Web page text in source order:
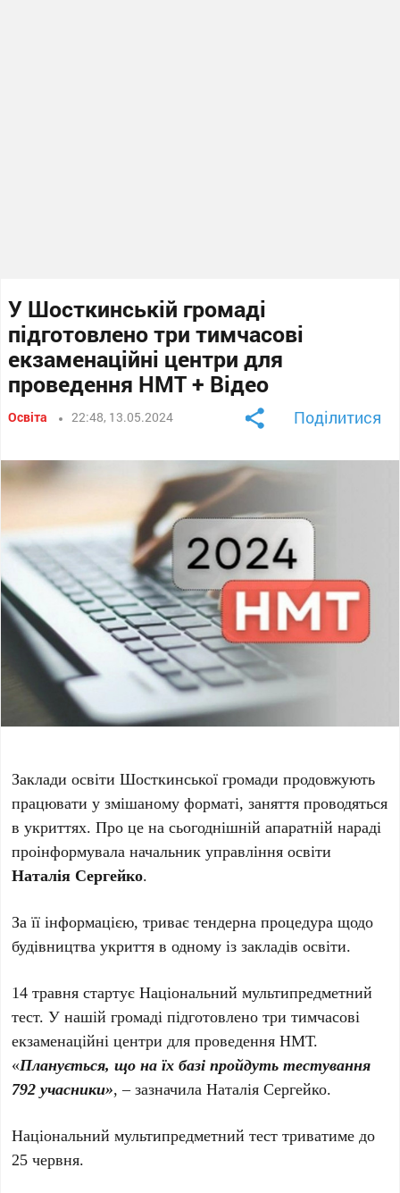
У Шосткинській громаді
підготовлено три тимчасові
екзаменаційні центри для
проведення НМТ + Відео
Освіта 22:48, 13.05.2024 Поділитися
Заклади освіти Шосткинської громади продовжують
працювати у змішаному форматі, заняття проводяться
в укриттях. Про це на сьогоднішній апаратній нараді
проінформувала начальник управління освіти
Наталія Сергейко.
За її інформацією, триває тендерна процедура щодо
будівництва укриття в одному із закладів освіти.
14 травня стартує Національний мультипредметний
тест. У нашій громаді підготовлено три тимчасові
екзаменаційні центри для проведення НМТ.
«Планується, що на їх базі пройдуть тестування
792 учасники», – зазначила Наталія Сергейко.
Національний мультипредметний тест триватиме до
25 червня.